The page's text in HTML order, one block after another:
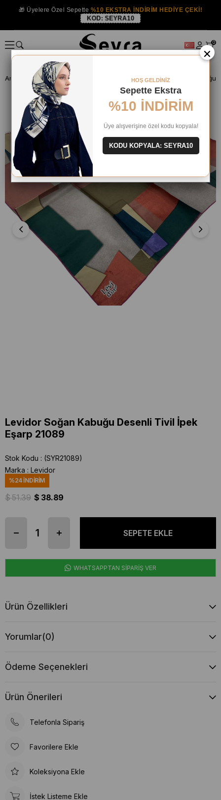
🎁 Üyelere Özel Sepette %10 EKSTRA İNDİRİM HEDİYE ÇEKİ!
KOD: SEYRA10
0
Anasayfa İPEK EŞARP Levidor İpek Eşarp Levidor Soğan Kabuğu
Levidor Soğan Kabuğu Desenli Tivil İpek
Eşarp 21089
Stok Kodu
(SYR21089)
Marka : Levidor
%24İNDIRIM
$ 51.39 $ 38.89
WHATSAPPTAN SİPARİŞ VER
Ürün Özellikleri
Yorumlar(0)
Ödeme Seçenekleri
Ürün Önerileri
Telefonla Sipariş
Favorilere Ekle
Koleksiyona Ekle
İstek Listeme Ekle
×
HOŞ GELDİNİZ
Sepette Ekstra
%10 İNDİRİM
Üye alışverişine özel kodu kopyala!
KODU KOPYALA: SEYRA10